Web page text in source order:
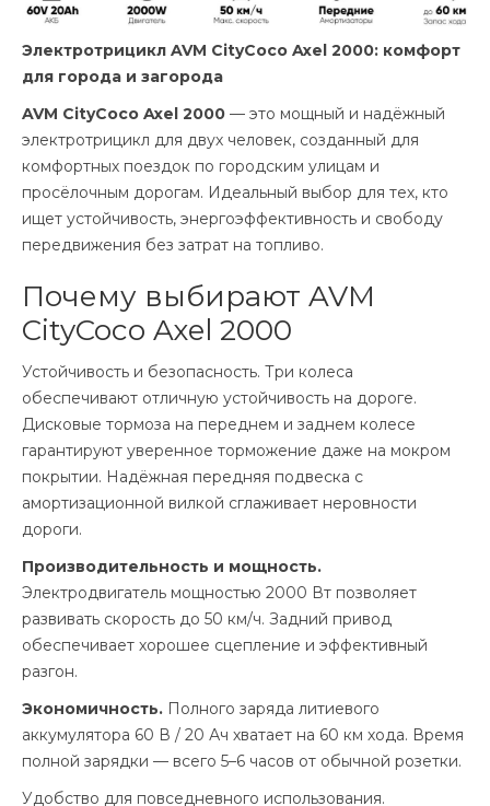
Электротрицикл AVM CityCoco Axel 2000: комфорт
для города и загорода
AVM CityCoco Axel 2000 — это мощный и надёжный
электротрицикл для двух человек, созданный для
комфортных поездок по городским улицам и
просёлочным дорогам. Идеальный выбор для тех, кто
ищет устойчивость, энергоэффективность и свободу
передвижения без затрат на топливо.
Почему выбирают AVM
CityCoco Axel 2000
Устойчивость и безопасность. Три колеса
обеспечивают отличную устойчивость на дороге.
Дисковые тормоза на переднем и заднем колесе
гарантируют уверенное торможение даже на мокром
покрытии. Надёжная передняя подвеска с
амортизационной вилкой сглаживает неровности
дороги.
Производительность и мощность.
Электродвигатель мощностью 2000 Вт позволяет
развивать скорость до 50 км/ч. Задний привод
обеспечивает хорошее сцепление и эффективный
разгон.
Экономичность. Полного заряда литиевого
аккумулятора 60 В / 20 Ач хватает на 60 км хода. Время
полной зарядки — всего 5–6 часов от обычной розетки.
Удобство для повседневного использования.